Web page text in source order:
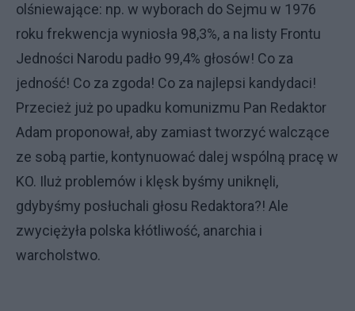
olśniewające: np. w wyborach do Sejmu w 1976
roku frekwencja wyniosła 98,3%, a na listy Frontu
Jedności Narodu padło 99,4% głosów! Co za
jedność! Co za zgoda! Co za najlepsi kandydaci!
Przecież już po upadku komunizmu Pan Redaktor
Adam proponował, aby zamiast tworzyć walczące
ze sobą partie, kontynuować dalej wspólną pracę w
KO. Iluż problemów i klęsk byśmy uniknęli,
gdybyśmy posłuchali głosu Redaktora?! Ale
zwyciężyła polska kłótliwość, anarchia i
warcholstwo.